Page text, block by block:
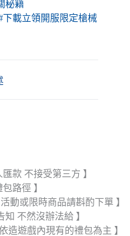
秘籍
下載立領開服限定槍械
款 不接受第三方 】
路徑 】
動或限時商品請斟酌下單 】
不然沒辦法給 】
造遊戲內現有的禮包為主 】